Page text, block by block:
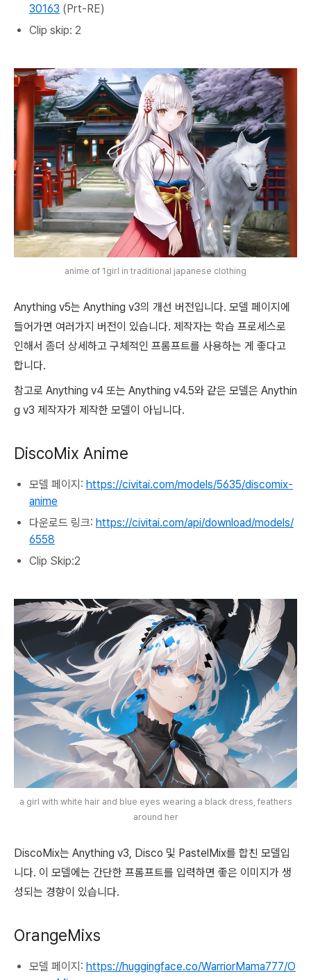
30163 (Prt-RE)
Clip skip: 2
anime of 1girl in traditional japanese clothing
Anything v5는 Anything v3의 개선 버전입니다. 모델 페이지에
들어가면 여러가지 버전이 있습니다. 제작자는 학습 프로세스로
인해서 좀더 상세하고 구체적인 프롬프트를 사용하는 게 좋다고
합니다.
참고로 Anything v4 또는 Anything v4.5와 같은 모델은 Anythin
g v3 제작자가 제작한 모델이 아닙니다.
DiscoMix Anime
모델 페이지: https://civitai.com/models/5635/discomix-
anime
다운로드 링크: https://civitai.com/api/download/models/
6558
Clip Skip:2
a girl with white hair and blue eyes wearing a black dress, feathers
around her
DiscoMix는 Anything v3, Disco 및 PastelMix를 합친 모델입
니다. 이 모델에는 간단한 프롬프트를 입력하면 좋은 이미지가 생
성되는 경향이 있습니다.
OrangeMixs
모델 페이지: https://huggingface.co/WarriorMama777/O